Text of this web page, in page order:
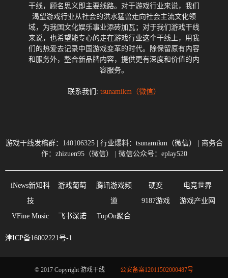
干线，顾名思义即主要线路。对于游戏行业来说，我们
渴望游戏行业从社会的洪水猛兽走向社会主流文化领
域，为我国文化娱乐事业添砖加瓦；对于我们游戏干线
来说，也希望能专心的走在游戏行业这个干线上，用我
们的热爱去记录中国游戏变革的时代。除保留原有内容
和服务外，整合新品牌内容，提供更有深度和价值的内
容服务。
联系我们: tsunamikm（微信）
游戏干线发稿群：140106325 | 行业爆料： tsunamikm（微信）
| 商务合
作：zhizuen95（微信） | 微信公众号：eplay520
iNews新知科
技
游戏葡萄
腾讯游戏频
道
硬变
电竞世界
9187游戏
游戏产业网
VFine Music
飞书深诺 TopOn聚合
津ICP备16002221号-1
© 2017 Copyright 游戏干线 公安备案12011502000487号